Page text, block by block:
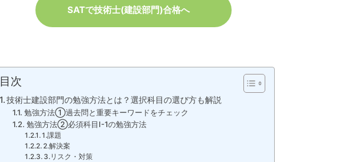
SATで技術士(建設部門)合格へ
目次
技術士建設部門の勉強方法とは？選択科目の選び方も解説
勉強方法➀過去問と重要キーワードをチェック
勉強方法②必須科目Ⅰ-1の勉強方法
1.課題
2.解決案
3.リスク・対策